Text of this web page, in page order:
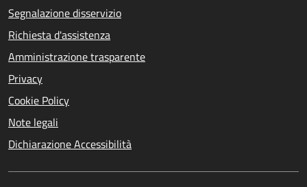
Segnalazione disservizio
Richiesta d'assistenza
Amministrazione trasparente
Privacy
Cookie Policy
Note legali
Dichiarazione Accessibilità